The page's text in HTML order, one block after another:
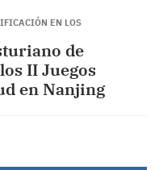
EN LOS
de
II Juegos
en Nanjing